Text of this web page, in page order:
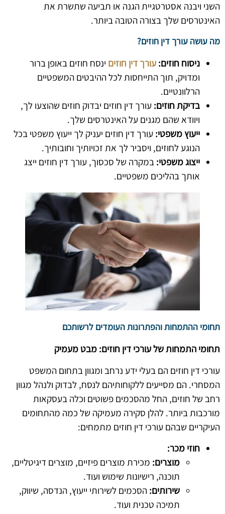
השני ויבנה אסטרטגיית הגנה או תביעה שתשרת את
האינטרסים שלך בצורה הטובה ביותר.
מה עושה עורך דין חוזים?
ניסוח חוזים: עורך דין חוזים ינסח חוזים באופן ברור
ומדויק, תוך התייחסות לכל ההיבטים המשפטיים
הרלוונטיים.
בדיקת חוזים: עורך דין חוזים יבדוק חוזים שהוצעו לך,
ויוודא שהם מגנים על האינטרסים שלך.
ייעוץ משפטי: עורך דין חוזים יעניק לך ייעוץ משפטי בכל
הנוגע לחוזים, ויסביר לך את זכויותיך וחובותיך.
ייצוג משפטי: במקרה של סכסוך, עורך דין חוזים ייצג
אותך בהליכים משפטיים.
תחומי ההתמחות והפתרונות העומדים לרשותכם
תחומי התמחות של עורכי דין חוזים: מבט מעמיק
עורכי דין חוזים הם בעלי ידע נרחב ומגוון בתחום המשפט
המסחרי. הם מסייעים ללקוחותיהם לנסח, לבדוק ולנהל מגוון
רחב של חוזים, החל מהסכמים פשוטים וכלה בעסקאות
מורכבות ביותר. להלן סקירה מעמיקה של כמה מהתחומים
העיקריים שבהם עורכי דין חוזים מתמחים:
חוזי מכר:
מוצרים: מכירת מוצרים פיזיים, מוצרים דיגיטליים,
תוכנה, רישיונות שימוש ועוד.
שירותים: הסכמים לשירותי ייעוץ, הנדסה, שיווק,
תמיכה טכנית ועוד.